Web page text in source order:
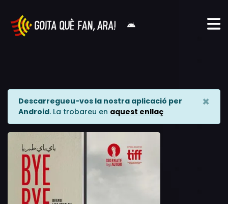
Descarregueu-vos la nostra aplicació per
Android. La trobareu en aquest enllaç
×